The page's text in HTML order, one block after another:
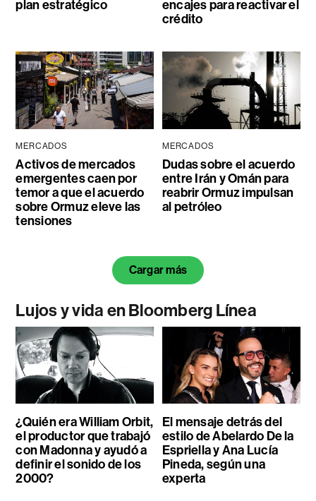
plan estratégico
encajes para reactivar el
crédito
MERCADOS
Activos de mercados
emergentes caen por
temor a que el acuerdo
sobre Ormuz eleve las
tensiones
MERCADOS
Dudas sobre el acuerdo
entre Irán y Omán para
reabrir Ormuz impulsan
al petróleo
Cargar más
Lujos y vida en Bloomberg Línea
¿Quién era William Orbit,
el productor que trabajó
con Madonna y ayudó a
definir el sonido de los
2000?
El mensaje detrás del
estilo de Abelardo De la
Espriella y Ana Lucía
Pineda, según una
experta